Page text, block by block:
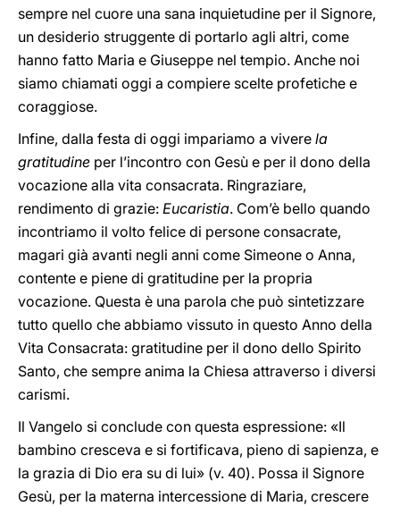
sempre nel cuore una sana inquietudine per il Signore,
un desiderio struggente di portarlo agli altri, come
hanno fatto Maria e Giuseppe nel tempio. Anche noi
siamo chiamati oggi a compiere scelte profetiche e
coraggiose.
Infine, dalla festa di oggi impariamo a vivere la
gratitudine per l’incontro con Gesù e per il dono della
vocazione alla vita consacrata. Ringraziare,
rendimento di grazie: Eucaristia. Com’è bello quando
incontriamo il volto felice di persone consacrate,
magari già avanti negli anni come Simeone o Anna,
contente e piene di gratitudine per la propria
vocazione. Questa è una parola che può sintetizzare
tutto quello che abbiamo vissuto in questo Anno della
Vita Consacrata: gratitudine per il dono dello Spirito
Santo, che sempre anima la Chiesa attraverso i diversi
carismi.
Il Vangelo si conclude con questa espressione: «Il
bambino cresceva e si fortificava, pieno di sapienza, e
la grazia di Dio era su di lui» (v. 40). Possa il Signore
Gesù, per la materna intercessione di Maria, crescere